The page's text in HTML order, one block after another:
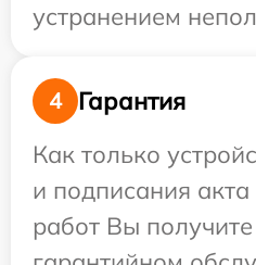
устранением
4
Гарантия
Как только
и подписания
работ Вы